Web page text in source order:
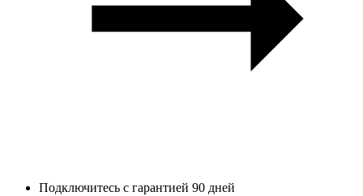
Подключитесь с гарантией 90 дней